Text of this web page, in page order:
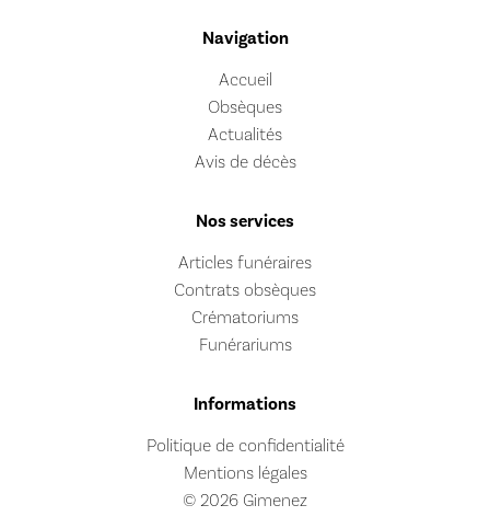
Navigation
Accueil
Obsèques
Actualités
Avis de décès
Nos services
Articles funéraires
Contrats obsèques
Crématoriums
Funérariums
Informations
Politique de confidentialité
Mentions légales
© 2026 Gimenez